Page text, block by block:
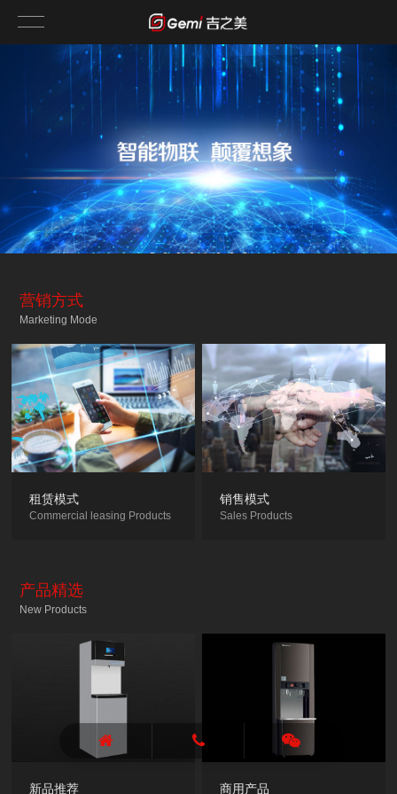
营销方式
Marketing Mode
租赁模式
Commercial leasing Products
销售模式
Sales Products
产品精选
New Products
新品推荐 商用产品